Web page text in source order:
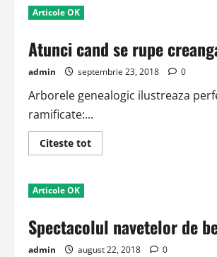
tie
iti
Articole OK
Atunci cand se rupe
admin septembrie 23, 2018 0
Arborele genealogic ilustreaza
ramificate:...
Citeste totRead
more
vietii
Articole OK
Spectacolul navetelor de
admin august 22, 2018 0